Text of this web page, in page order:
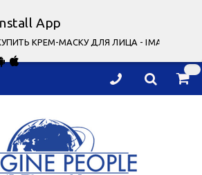
App
КРЕМ-МАСКУ ДЛЯ ЛИЦА - IMAGINE